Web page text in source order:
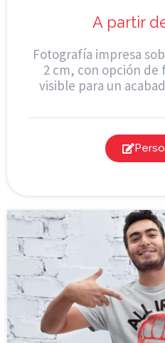
A partir
Fotografía impresa
2 cm, con opción de
visible para un